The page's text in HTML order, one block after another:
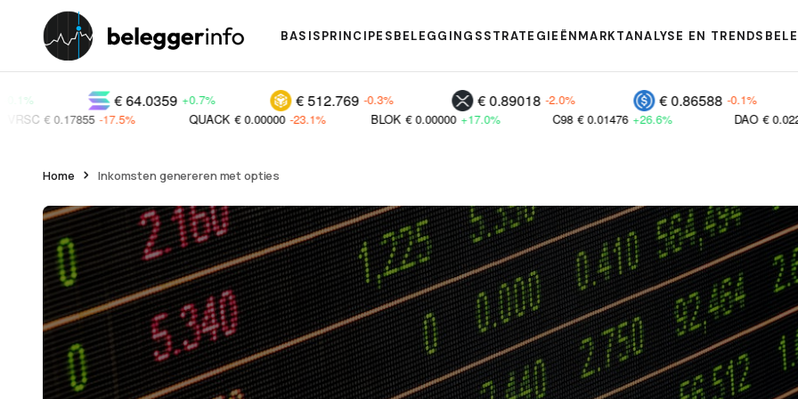
BASISPRINCIPESBELEGGINGSSTRATEGIEËNMARKTANALYSE EN TRENDS
€
€ 0.86588 -0.1%
€ 0.89018 -2.0%
€ 512.769 -0.3%
€ 64.0359 +0.7%
DAO € 0.02264 +27.0%
C98 € 0.01476 +26.6%
BLOK € 0.00000 +17.0%
QUACK -23.1%
-17.5%
Home Inkomsten genereren met opties